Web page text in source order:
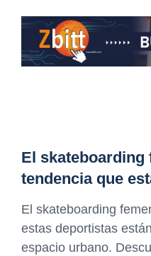
El skateboarding
tendencia que
El skateboarding
estas deportistas
espacio urbano.